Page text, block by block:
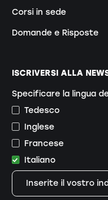
Corsi in sede
Domande e Risposte
ISCRIVERSI ALLA
Specificare la lingua
Tedesco
Inglese
Francese
Italiano